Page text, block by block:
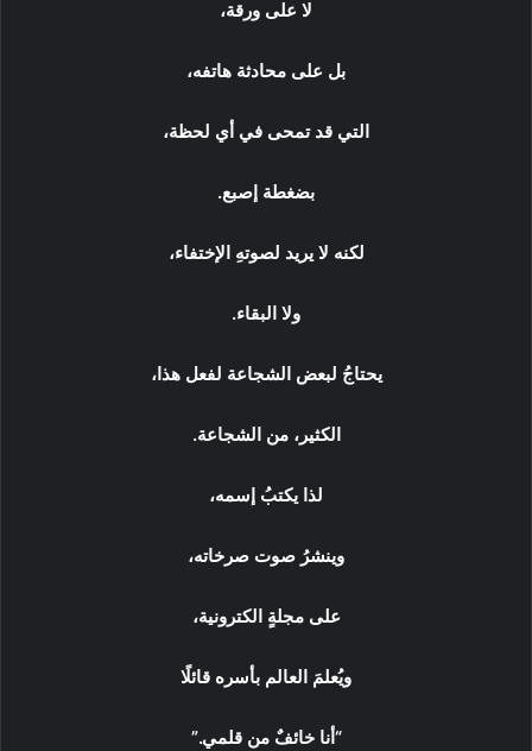
لا على ورقة،
بل على محادثة هاتفه،
التي قد تمحى في أي لحظة،
بضغطة إصبع.
لكنه لا يريد لصوتهِ الإختفاء،
ولا البقاء.
يحتاجُ لبعض الشجاعة لفعل هذا،
الكثير، من الشجاعة.
لذا يكتبُ إسمه،
وينشرُ صوت صرخاته،
على مجلةٍ الكترونية،
ويُعلمَ العالم بأسره قائلًا
“أنا خائفٌ من قلمي.”